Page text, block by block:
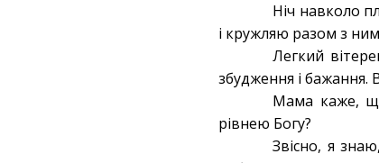
Ніч навколо
і кружляю разом з
Легкий
збудження і бажання.
Мама каже,
рівнею Богу?
Звісно, я